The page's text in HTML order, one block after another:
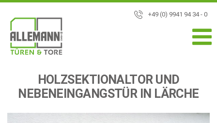
+49 (0) 9941 94 34 - 0
HOLZSEKTIONALTOR UND
NEBENEINGANGSTÜR IN LÄRCHE